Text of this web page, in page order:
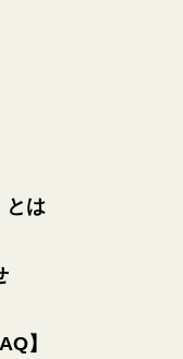
は
】